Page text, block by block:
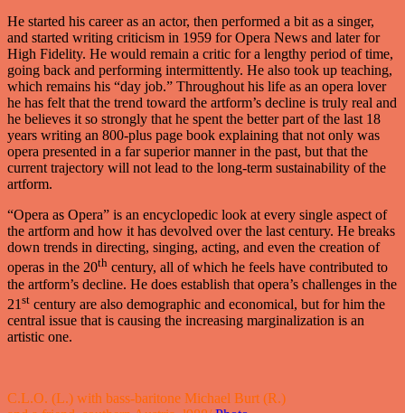
He started his career as an actor, then performed a bit as a singer,
and started writing criticism in 1959 for Opera News and later for
High Fidelity. He would remain a critic for a lengthy period of time,
going back and performing intermittently. He also took up teaching,
which remains his “day job.” Throughout his life as an opera lover
he has felt that the trend toward the artform’s decline is truly real and
he believes it so strongly that he spent the better part of the last 18
years writing an 800-plus page book explaining that not only was
opera presented in a far superior manner in the past, but that the
current trajectory will not lead to the long-term sustainability of the
artform.
“Opera as Opera” is an encyclopedic look at every single aspect of
the artform and how it has devolved over the last century. He breaks
down trends in directing, singing, acting, and even the creation of
operas in the 20th century, all of which he feels have contributed to
the artform’s decline. He does establish that opera’s challenges in the
21 st century are also demographic and economical, but for him the
central issue that is causing the increasing marginalization is an
artistic one.
C.L.O. (L.) with bass-baritone Michael Burt (R.)